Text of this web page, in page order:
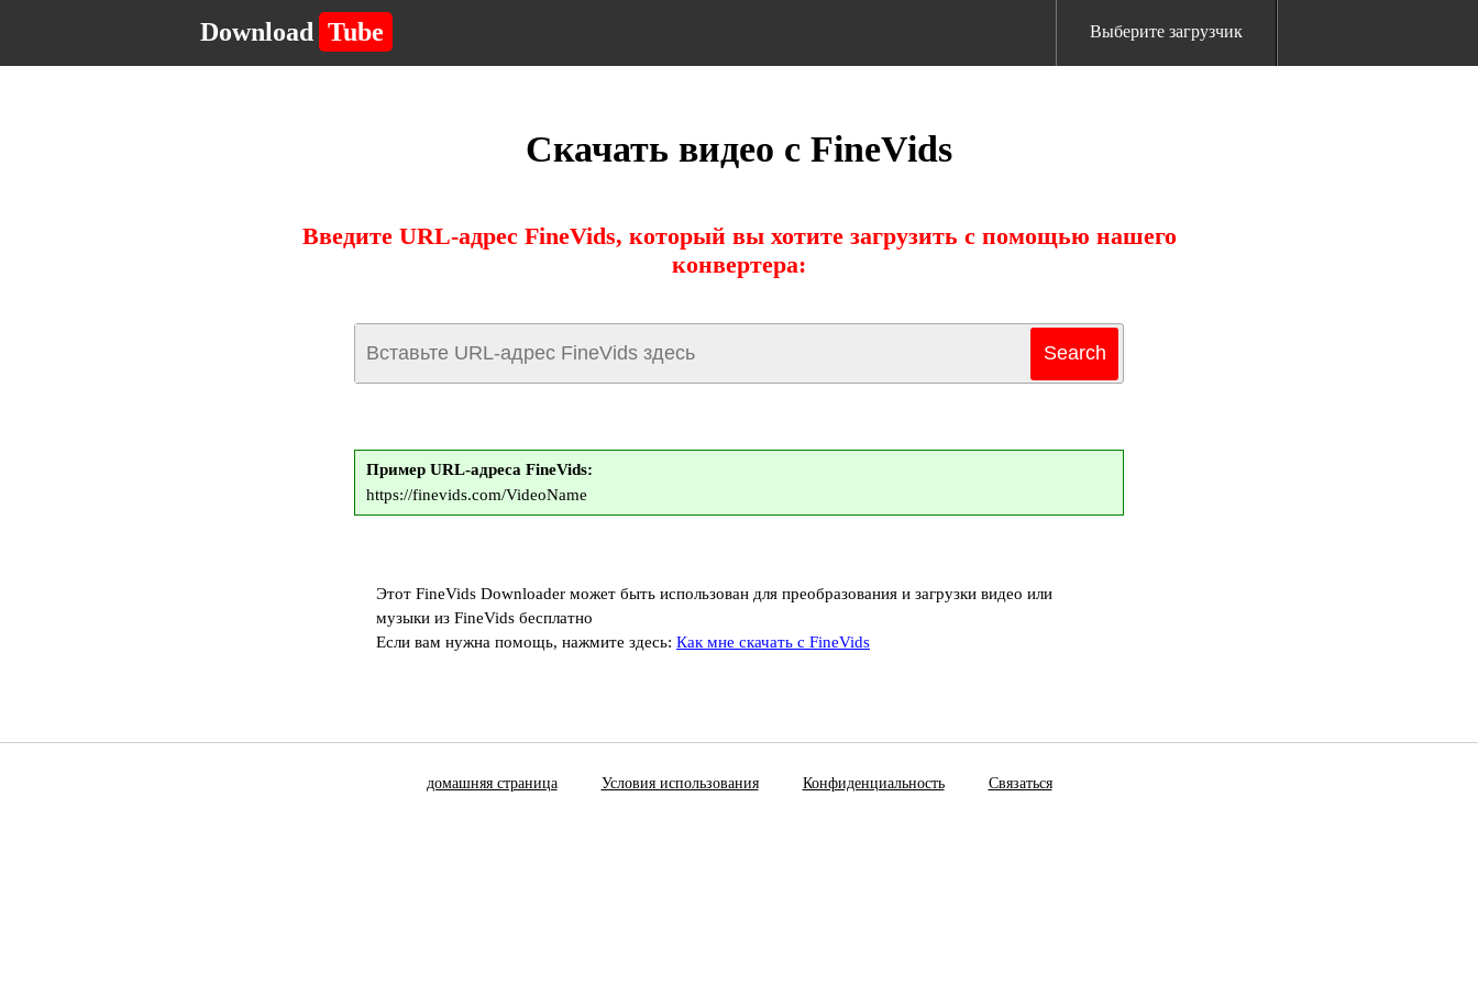
Download Tube Выберите загрузчик
Скачать видео с FineVids
Введите URL-адрес FineVids, который вы хотите загрузить с помощью нашего
конвертера:
Пример URL-адреса FineVids:
https://finevids.com/VideoName
Этот FineVids Downloader может быть использован для преобразования и загрузки видео или
музыки из FineVids бесплатно
Если вам нужна помощь, нажмите здесь: Как мне скачать с FineVids
домашняя страница Условия использования Конфиденциальность Связаться